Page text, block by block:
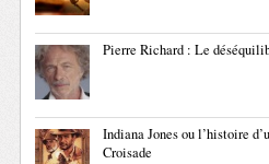
Pierre Richard : Le
Indiana Jones ou l’histoire
Croisade